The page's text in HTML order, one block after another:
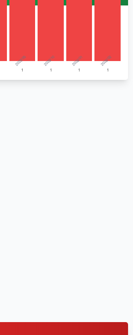
2025/05
1
2025/10
1
2026/01
1
2026/02
1